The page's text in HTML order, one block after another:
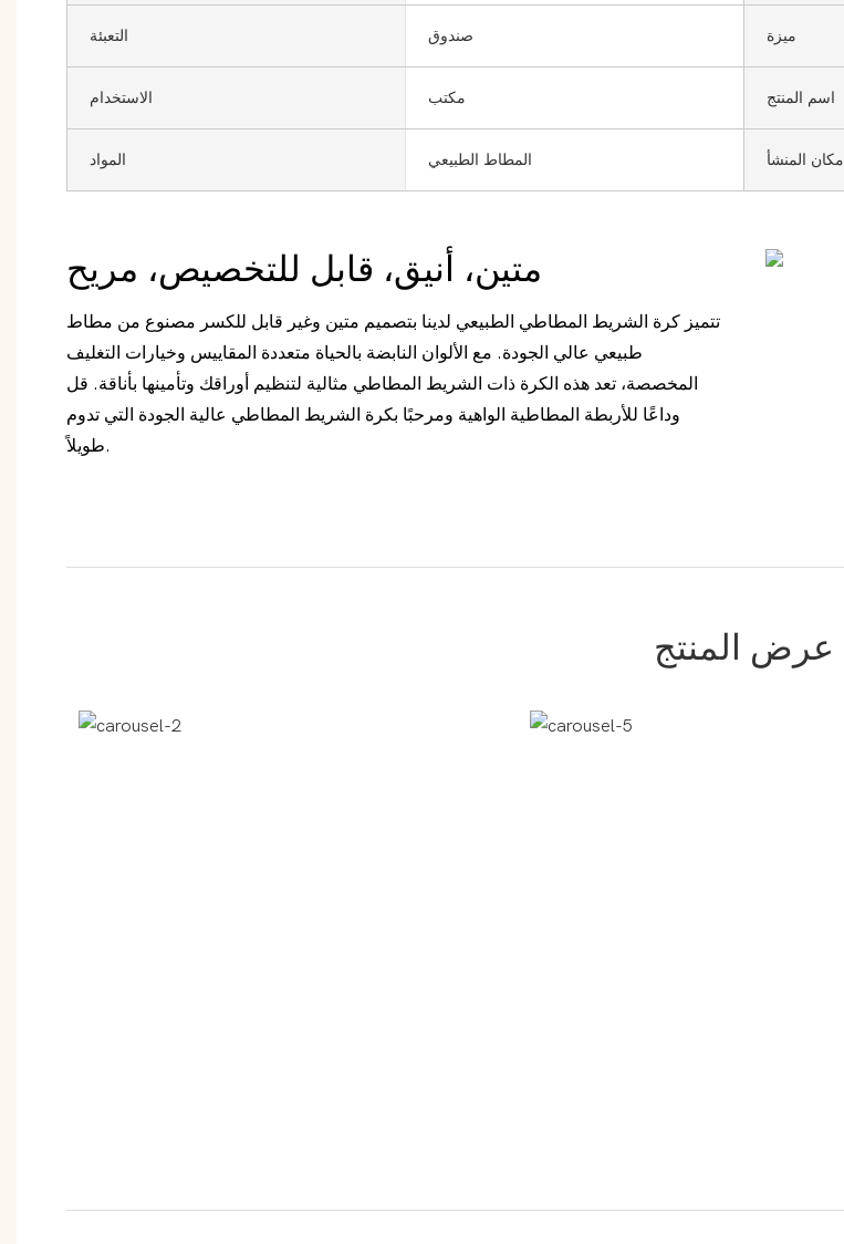
التعبئة صندوق ميزة
الاستخدام مكتب اسم المنتج
المواد المطاط الطبيعي مكان المنشأ
تتميز كرة الشريط المطاطي الطبيعي لدينا بتصميم متين وغير قابل للكسر مصنوع من مطاط
طبيعي عالي الجودة. مع الألوان النابضة بالحياة متعددة المقاييس وخيارات التغليف
المخصصة، تعد هذه الكرة ذات الشريط المطاطي مثالية لتنظيم أوراقك وتأمينها بأناقة. قل
وداعًا للأربطة المطاطية الواهية ومرحبًا بكرة الشريط المطاطي عالية الجودة التي تدوم
طويلاً.
عرض المنتج